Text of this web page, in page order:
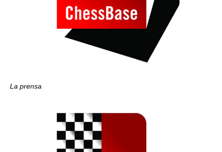
La prensa